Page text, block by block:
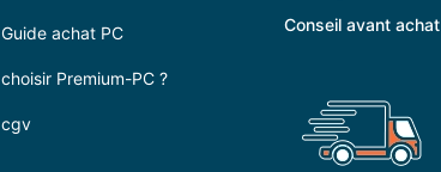
Guide achat PC
choisir Premium-PC ?
cgv
Conseil avant achat